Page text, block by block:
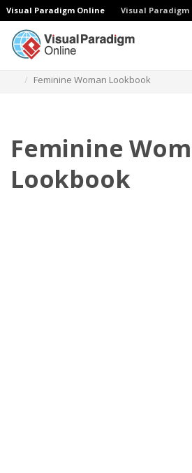
Visual Paradigm Online Visual Paradigm
Feminine Woman Lookbook
Feminine
Lookbook